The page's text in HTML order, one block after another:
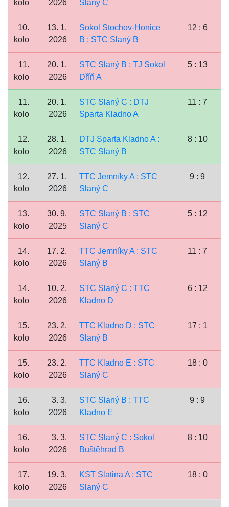
kolo 2026 Slaný C
10.
kolo
13. 1.
2026
Sokol Stochov-Honice
B : STC Slaný B
12 : 6
11.
kolo
20. 1.
2026
STC Slaný B : TJ Sokol
Dříň A
5 : 13
11.
kolo
20. 1.
2026
STC Slaný C : DTJ
Sparta Kladno A
11 : 7
12.
kolo
28. 1.
2026
DTJ Sparta Kladno A :
STC Slaný B
8 : 10
12.
kolo
27. 1.
2026
TTC Jemníky A : STC
Slaný C
9 : 9
13.
kolo
30. 9.
2025
STC Slaný B : STC
Slaný C
5 : 12
14.
kolo
17. 2.
2026
TTC Jemníky A : STC
Slaný B
11 : 7
14.
kolo
10. 2.
2026
STC Slaný C : TTC
Kladno D
6 : 12
15.
kolo
23. 2.
2026
TTC Kladno D : STC
Slaný B
17 : 1
15.
kolo
23. 2.
2026
TTC Kladno E : STC
Slaný C
18 : 0
16.
kolo
3. 3.
2026
STC Slaný B : TTC
Kladno E
9 : 9
16.
kolo
3. 3.
2026
STC Slaný C : Sokol
Buštěhrad B
8 : 10
17.
kolo
19. 3.
2026
KST Slatina A : STC
Slaný C
18 : 0